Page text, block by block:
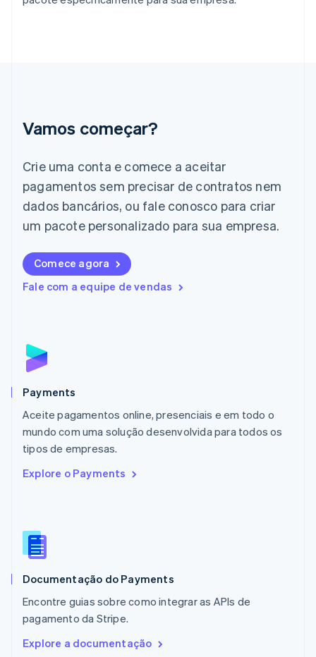
Vamos começar?
Crie uma conta e comece a aceitar
pagamentos sem precisar de contratos nem
dados bancários, ou fale conosco para criar
um pacote personalizado para sua empresa.
Comece agora
Fale com a equipe de vendas
Payments
Aceite pagamentos online, presenciais e em todo o
mundo com uma solução desenvolvida para todos os
tipos de empresas.
Explore o Payments
Documentação do Payments
Encontre guias sobre como integrar as APIs de
pagamento da Stripe.
Explore a documentação
Gibraltar
English
Italiano English
日本語English
Letônia
Liechtenstein
Lituânia
English
Luxemburgo
Malta
English
EspañolEnglish
English
Nova Zelândia
English
NederlandsEnglish
Português
RAE de Hong Kong, China
Reino Unido
República Tcheca
English
English